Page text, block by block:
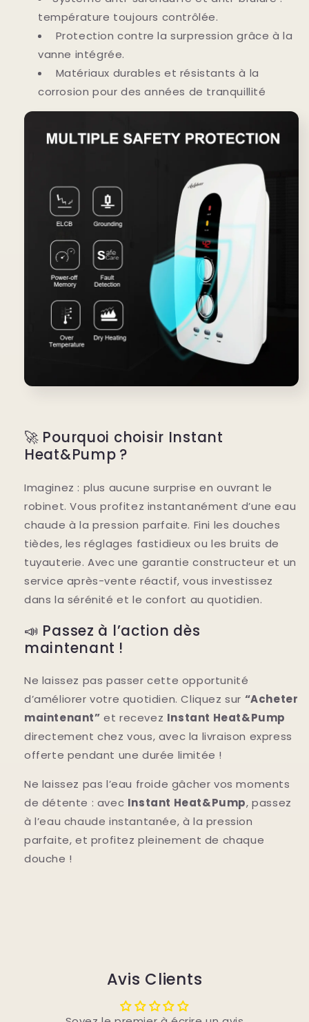
température toujours contrôlée.
Protection contre la surpression grâce à la
vanne intégrée.
Matériaux durables et résistants à la
corrosion pour des années de tranquillité
🚀 Pourquoi choisir Instant
Heat&Pump ?
Imaginez : plus aucune surprise en ouvrant le
robinet. Vous profitez instantanément d’une eau
chaude à la pression parfaite. Fini les douches
tièdes, les réglages fastidieux ou les bruits de
tuyauterie. Avec une garantie constructeur et un
service après-vente réactif, vous investissez
dans la sérénité et le confort au quotidien.
📣 Passez à l’action dès
maintenant !
Ne laissez pas passer cette opportunité
d’améliorer votre quotidien. Cliquez sur “Acheter
maintenant” et recevez Instant Heat&Pump
directement chez vous, avec la livraison express
offerte pendant une durée limitée !
Ne laissez pas l’eau froide gâcher vos moments
de détente : avec Instant Heat&Pump, passez
à l’eau chaude instantanée, à la pression
parfaite, et profitez pleinement de chaque
douche !
Avis Clients